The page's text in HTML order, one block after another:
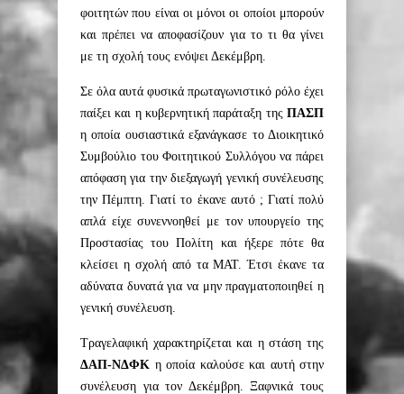
φοιτητών που είναι οι μόνοι οι οποίοι μπορούν
και πρέπει να αποφασίζουν για το τι θα γίνει
με τη σχολή τους ενόψει Δεκέμβρη.
Σε όλα αυτά φυσικά πρωταγωνιστικό ρόλο έχει
παίξει και η κυβερνητική παράταξη της ΠΑΣΠ
η οποία ουσιαστικά εξανάγκασε το Διοικητικό
Συμβούλιο του Φοιτητικού Συλλόγου να πάρει
απόφαση για την διεξαγωγή γενική συνέλευσης
την Πέμπτη. Γιατί το έκανε αυτό ; Γιατί πολύ
απλά είχε συνεννοηθεί με τον υπουργείο της
Προστασίας του Πολίτη και ήξερε πότε θα
κλείσει η σχολή από τα ΜΑΤ. Έτσι έκανε τα
αδύνατα δυνατά για να μην πραγματοποιηθεί η
γενική συνέλευση.
Τραγελαφική χαρακτηρίζεται και η στάση της
ΔΑΠ-ΝΔΦΚ η οποία καλούσε και αυτή στην
συνέλευση για τον Δεκέμβρη. Ξαφνικά τους